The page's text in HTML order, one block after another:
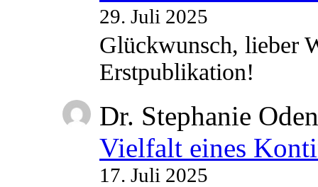
29. Juli 2025
Glückwunsch, lieber
Erstpublikation!
Dr. Stephanie
Vielfalt eines
17. Juli 2025